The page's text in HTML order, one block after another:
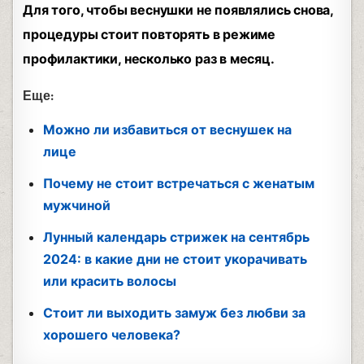
Для того, чтобы веснушки не появлялись снова,
процедуры стоит повторять в режиме
профилактики, несколько раз в месяц.
Еще:
Можно ли избавиться от веснушек на
лице
Почему не стоит встречаться с женатым
мужчиной
Лунный календарь стрижек на сентябрь
2024: в какие дни не стоит укорачивать
или красить волосы
Стоит ли выходить замуж без любви за
хорошего человека?